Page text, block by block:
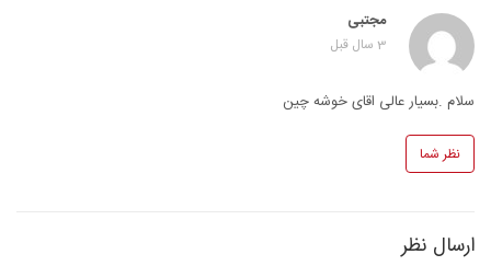
مجتبی
3 سال قبل
سلام .بسیار عالی اقای خوشه چین
نظر شما
ارسال نظر